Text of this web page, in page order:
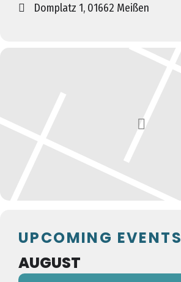
Domplatz 1, 01662 Meißen
UPCOMING EVENTS
AUGUST